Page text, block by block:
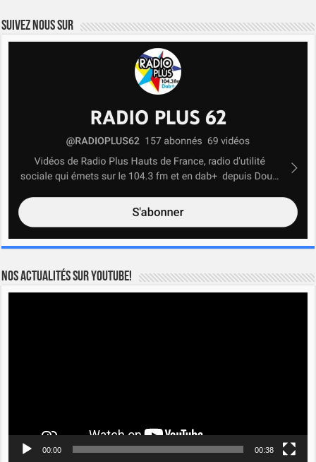
Suivez nous sur
Nos actualités sur YOUTUBE!
00:00 00:38